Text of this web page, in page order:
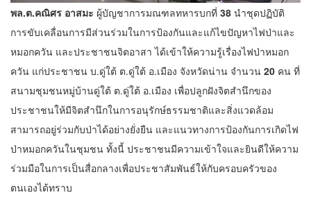
พล.ต.คณิศร อาสมะ ผู้บัญชาการมณฑลทหารบกที่ 38 นำชุดปฏิบัติ
การขับเคลื่อนการมีส่วนร่วมในการป้องกันและแก้ไขปัญหาไฟป่าและ
หมอกควัน และประชาชนจิตอาสา ได้เข้าให้ความรู้เรื่องไฟป่าหมอก
ควัน แก่ประชาชน บ.ดู่ใต้ ต.ดู่ใต้ อ.เมือง จังหวัดน่าน จำนวน 20 คน ที่
สนามชุมชนหมู่บ้านดู่ใต้ ต.ดู่ใต้ อ.เมือง เพื่อปลูกฝังจิตสำนึกของ
ประชาชนให้มีจิตสำนึกในการอนุรักษ์ธรรมชาติและสิ่งแวดล้อม
สามารถอยู่ร่วมกับป่าได้อย่างยั่งยืน และแนวทางการป้องกันการเกิดไฟ
ป่าหมอกควันในชุมชน ทั้งนี้ ประชาชนมีความเข้าใจและยินดีให้ความ
ร่วมมือในการเป็นสื่อกลางเพื่อประชาสัมพันธ์ให้กับครอบครัวของ
ตนเองได้ทราบ